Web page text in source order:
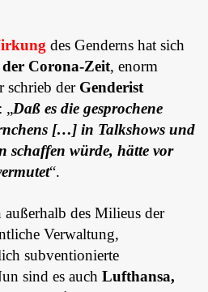
des Genderns hat sich
Corona-Zeit, enorm
schrieb der Genderist
„Daß es die gesprochene
[…] in Talkshows und
schaffen würde, hätte vor
“.
außerhalb des Milieus der
Verwaltung,
subventionierte
sind es auch Lufthansa,